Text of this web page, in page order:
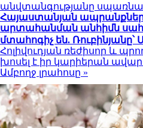
անվտանգությանը
Հայաստանյան
արտահանման անհիմն
մտահոգիչ են. Ռուբինյանը՝
Հոլիվուդյան ռեժիսոր և
խոսել է իր կարիերան
Ամբողջ լրահոսը »